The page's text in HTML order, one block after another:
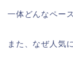
一体どんなペー
また、なぜ人気